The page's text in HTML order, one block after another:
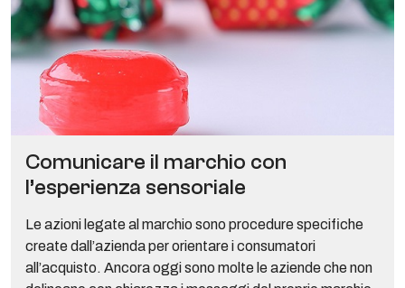
Comunicare il marchio con
l’esperienza sensoriale
Le azioni legate al marchio sono procedure specifiche
create dall’azienda per orientare i consumatori
all’acquisto. Ancora oggi sono molte le aziende che non